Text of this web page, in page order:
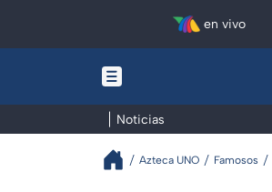
en vivo
Noticias
Azteca UNO Famosos